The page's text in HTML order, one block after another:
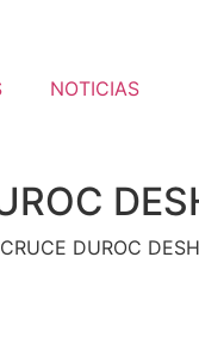
NOTICIAS
DUROC